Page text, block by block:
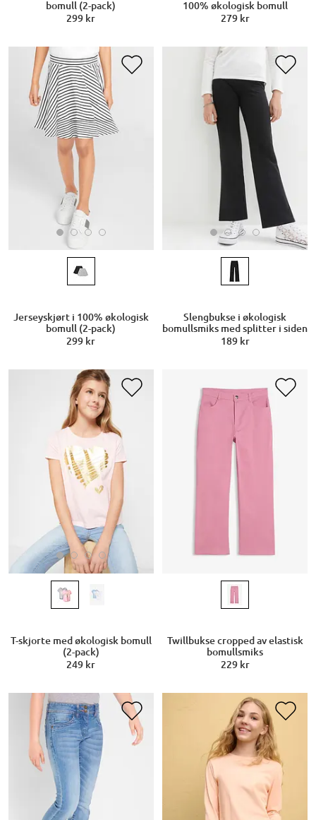
bomull (2-pack)
299 kr
100% økologisk bomull
279 kr
Jerseyskjørt i 100% økologisk
bomull (2-pack)
299 kr
Slengbukse i økologisk
bomullsmiks med splitter i siden
189 kr
T-skjorte med økologisk bomull
(2-pack)
249 kr
Twillbukse cropped av elastisk
bomullsmiks
229 kr